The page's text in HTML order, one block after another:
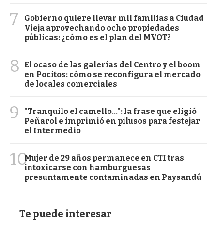
7
Gobierno quiere llevar mil familias a Ciudad
Vieja aprovechando ocho propiedades
públicas: ¿cómo es el plan del MVOT?
8
El ocaso de las galerías del Centro y el boom
en Pocitos: cómo se reconfigura el mercado
de locales comerciales
9
"Tranquilo el camello...": la frase que eligió
Peñarol e imprimió en pilusos para festejar
el Intermedio
10Mujer de 29 años permanece en CTI tras
intoxicarse con hamburguesas
presuntamente contaminadas en Paysandú
Te puede interesar